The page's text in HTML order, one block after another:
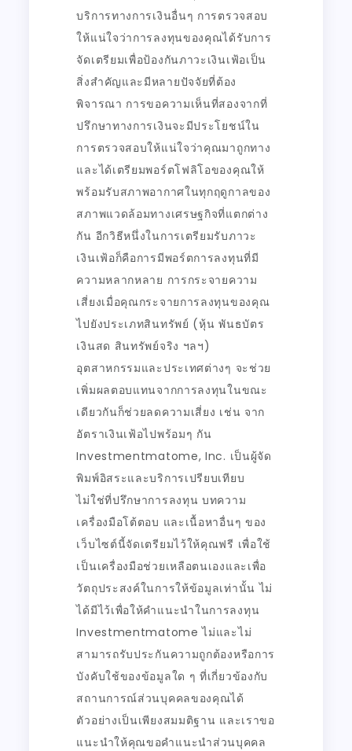
บริการทางการเงินอื่นๆ การตรวจสอบ
ให้แน่ใจว่าการลงทุนของคุณได้รับการ
จัดเตรียมเพื่อป้องกันภาวะเงินเฟ้อเป็น
สิ่งสำคัญและมีหลายปัจจัยที่ต้อง
พิจารณา การขอความเห็นที่สองจากที่
ปรึกษาทางการเงินจะมีประโยชน์ใน
การตรวจสอบให้แน่ใจว่าคุณมาถูกทาง
และได้เตรียมพอร์ตโฟลิโอของคุณให้
พร้อมรับสภาพอากาศในทุกฤดูกาลของ
สภาพแวดล้อมทางเศรษฐกิจที่แตกต่าง
กัน อีกวิธีหนึ่งในการเตรียมรับภาวะ
เงินเฟ้อก็คือการมีพอร์ตการลงทุนที่มี
ความหลากหลาย การกระจายความ
เสี่ยงเมื่อคุณกระจายการลงทุนของคุณ
ไปยังประเภทสินทรัพย์ (หุ้น พันธบัตร
เงินสด สินทรัพย์จริง ฯลฯ)
อุตสาหกรรมและประเทศต่างๆ จะช่วย
เพิ่มผลตอบแทนจากการลงทุนในขณะ
เดียวกันก็ช่วยลดความเสี่ยง เช่น จาก
อัตราเงินเฟ้อไปพร้อมๆ กัน
Investmentmatome, Inc. เป็นผู้จัด
พิมพ์อิสระและบริการเปรียบเทียบ
ไม่ใช่ที่ปรึกษาการลงทุน บทความ
เครื่องมือโต้ตอบ และเนื้อหาอื่นๆ ของ
เว็บไซต์นี้จัดเตรียมไว้ให้คุณฟรี เพื่อใช้
เป็นเครื่องมือช่วยเหลือตนเองและเพื่อ
วัตถุประสงค์ในการให้ข้อมูลเท่านั้น ไม่
ได้มีไว้เพื่อให้คำแนะนำในการลงทุน
Investmentmatome ไม่และไม่
สามารถรับประกันความถูกต้องหรือการ
บังคับใช้ของข้อมูลใด ๆ ที่เกี่ยวข้องกับ
สถานการณ์ส่วนบุคคลของคุณได้
ตัวอย่างเป็นเพียงสมมติฐาน และเราขอ
แนะนำให้คุณขอคำแนะนำส่วนบุคคล